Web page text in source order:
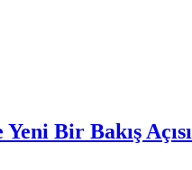
Bir Bakış Açısı